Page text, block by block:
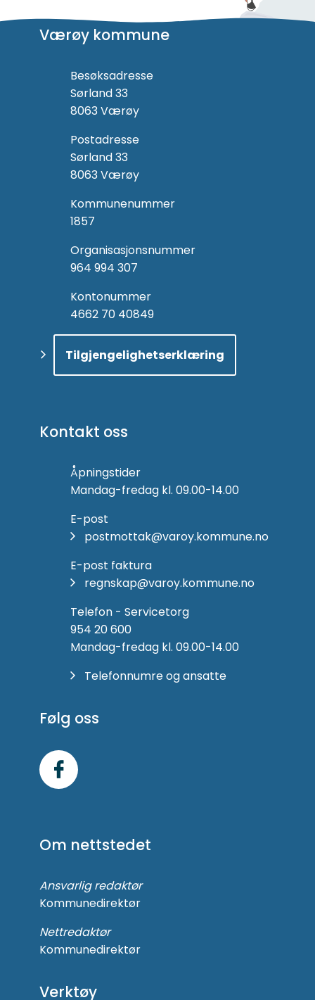
Værøy kommune
Besøksadresse
Sørland 33
8063 Værøy
Postadresse
Sørland 33
8063 Værøy
Kommunenummer
1857
Organisasjonsnummer
964 994 307
Kontonummer
4662 70 40849
Tilgjengelighetserklæring
Kontakt oss
Åpningstider
Mandag-fredag kl. 09.00-14.00
E-post
postmottak@varoy.kommune.no
E-post faktura
regnskap@varoy.kommune.no
Telefon - Servicetorg
954 20 600
Mandag-fredag kl. 09.00-14.00
Telefonnumre og ansatte
Følg oss
Facebook
Om nettstedet
Ansvarlig redaktør
Kommunedirektør
Nettredaktør
Kommunedirektør
Verktøy